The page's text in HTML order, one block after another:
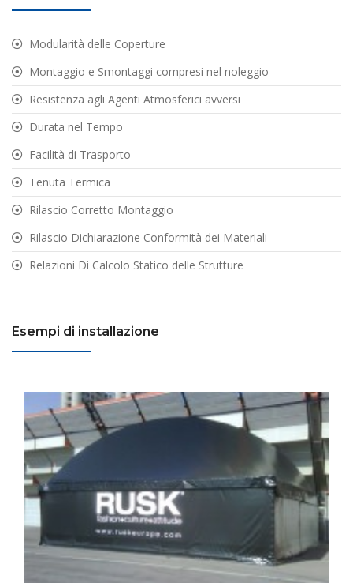
Modularità delle Coperture
Montaggio e Smontaggi compresi nel noleggio
Resistenza agli Agenti Atmosferici avversi
Durata nel Tempo
Facilità di Trasporto
Tenuta Termica
Rilascio Corretto Montaggio
Rilascio Dichiarazione Conformità dei Materiali
Relazioni Di Calcolo Statico delle Strutture
Esempi di installazione